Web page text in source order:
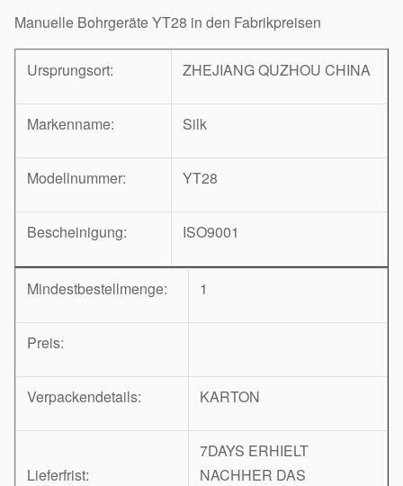
Manuelle Bohrgeräte YT28 in den Fabrikpreisen
Ursprungsort: ZHEJIANG QUZHOU CHINA
Markenname: Silk
Modellnummer: YT28
Bescheinigung: ISO9001
Mindestbestellmenge: 1
Preis:
Verpackendetails: KARTON
Lieferfrist:
7DAYS ERHIELT
NACHHER DAS